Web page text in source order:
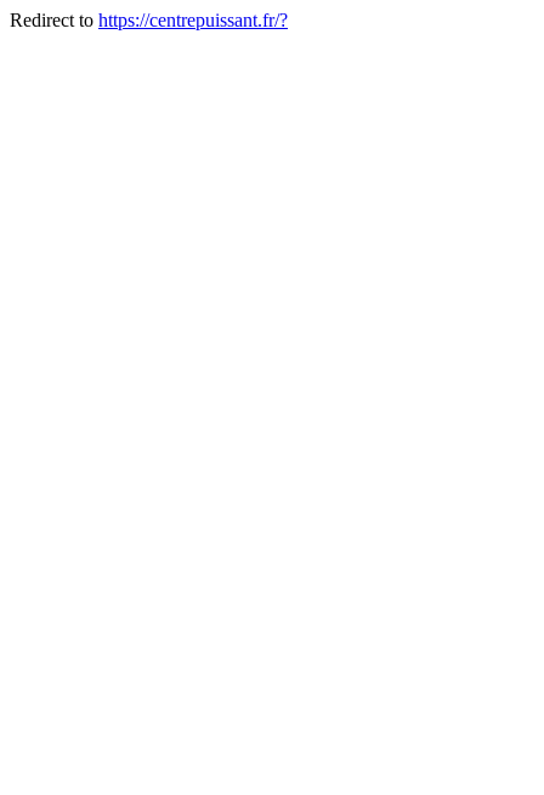
Redirect to https://centrepuissant.fr/?